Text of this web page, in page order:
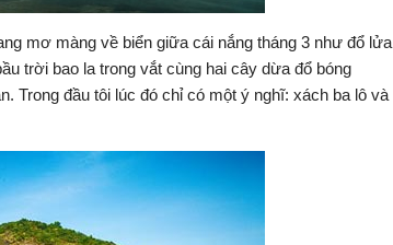
mơ màng về biển giữa cái nắng tháng 3 như đổ lửa
trời bao la trong vắt cùng hai cây dừa đổ bóng
Trong đầu tôi lúc đó chỉ có một ý nghĩ: xách ba lô và